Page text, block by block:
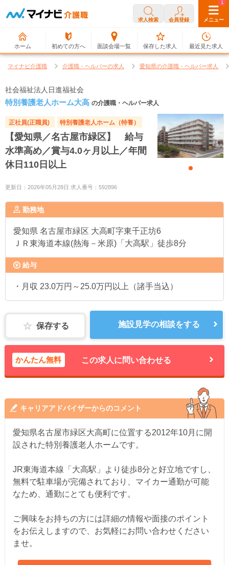
求人検索 会員登録 メニュー
ホーム 初めての方へ 面談会場一覧
0
保存した求人
1
最近見た求人
マイナビ介護職 介護職・ヘルパーの求人 愛知県の介護職・ヘルパー求人
社会福祉法人日進福祉会
特別養護老人ホーム大高 の介護職・ヘルパー求人
正社員(正職員) 特別養護老人ホーム（特養）
【愛知県／名古屋市緑区】 給与
水準高め／賞与4.0ヶ月以上／年間
休日110日以上
更新日：2026年05月28日 求人番号：592896
勤務地
愛知県 名古屋市緑区 大高町字東千正坊6
ＪＲ東海道本線(熱海－米原)「大高駅」徒歩8分
給与
・月収 23.0万円～25.0万円以上（諸手当込）
保存する 施設見学の相談をする
かんたん無料 この求人に問い合わせる
キャリアアドバイザーからのコメント
愛知県名古屋市緑区大高町に位置する2012年10月に開
設された特別養護老人ホームです。
JR東海道本線「大高駅」より徒歩8分と好立地ですし、
無料で駐車場が完備されており、マイカー通勤が可能
なため、通勤にとても便利です。
ご興味をお持ちの方には詳細の情報や面接のポイント
をお伝えしますので、お気軽にお問い合わせください
ませ。